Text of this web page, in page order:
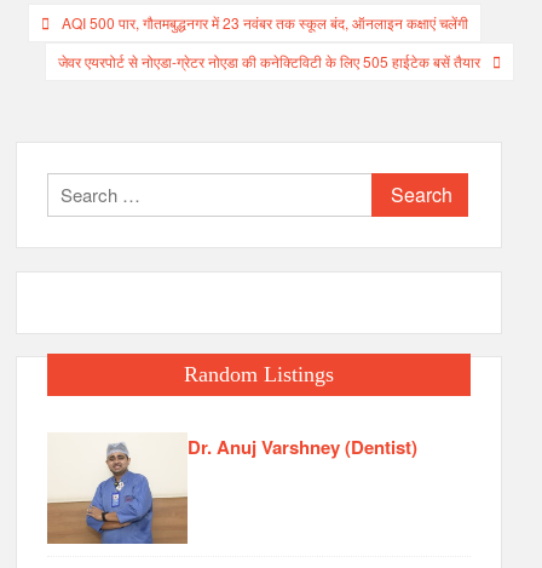
Post
navigation
AQI 500 पार, गौतमबुद्धनगर में 23 नवंबर तक स्कूल बंद, ऑनलाइन कक्षाएं चलेंगी
जेवर एयरपोर्ट से नोएडा-ग्रेटर नोएडा की कनेक्टिविटी के लिए 505 हाईटेक बसें तैयार
Search
for:
Random Listings
Dr. Anuj Varshney (Dentist)